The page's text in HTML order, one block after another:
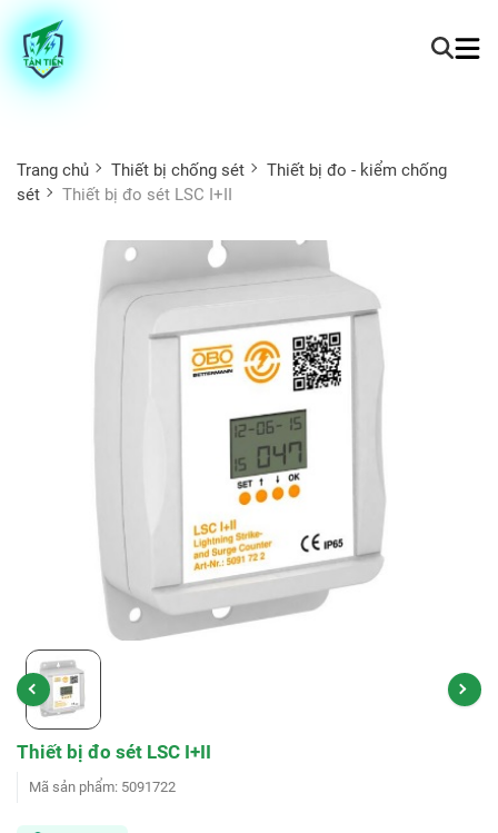
Trang chủ Thiết bị chống sét
Thiết bị đo - kiểm chống
sét
Thiết bị đo sét LSC I+II
Thiết bị đo sét LSC I+II
Mã sản phẩm: 5091722